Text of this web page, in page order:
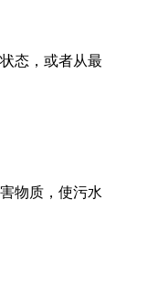
态，或者从最
物质，使污水